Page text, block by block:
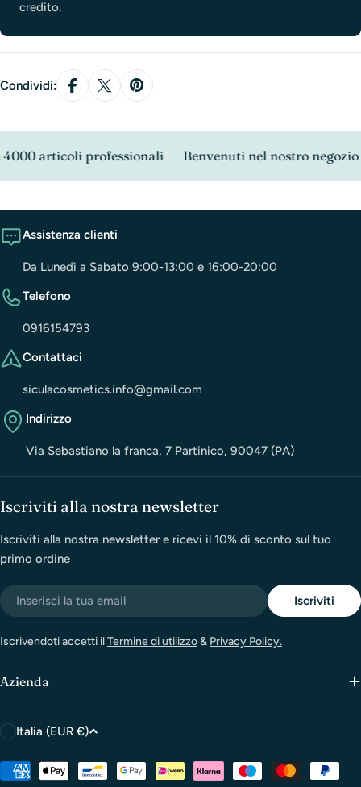
credito.
Condividi:
articoli professionali Benvenuti nel nostro negozio
Assistenza clienti
Da Lunedì a Sabato 9:00-13:00 e 16:00-20:00
Telefono
0916154793
Contattaci
siculacosmetics.info@gmail.com
Indirizzo
Via Sebastiano la franca, 7 Partinico, 90047 (PA)
Iscriviti alla nostra newsletter
Iscriviti alla nostra newsletter e ricevi il 10% di sconto sul tuo
primo ordine
Email Iscriviti
Iscrivendoti accetti ilTermine di utilizzo& Privacy Policy.
Azienda
P
e
Italia (EUR €)
Metodi